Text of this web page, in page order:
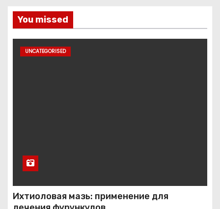
You missed
UNCATEGORISED
Ихтиоловая мазь: применение для